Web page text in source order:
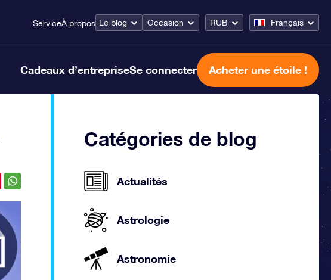
ServiceÀ propos Le blog Occasion RUB Français
Cadeaux d’entrepriseSe connecter Acheter une étoile !
Catégories de blog
Actualités
Astrologie
Astronomie